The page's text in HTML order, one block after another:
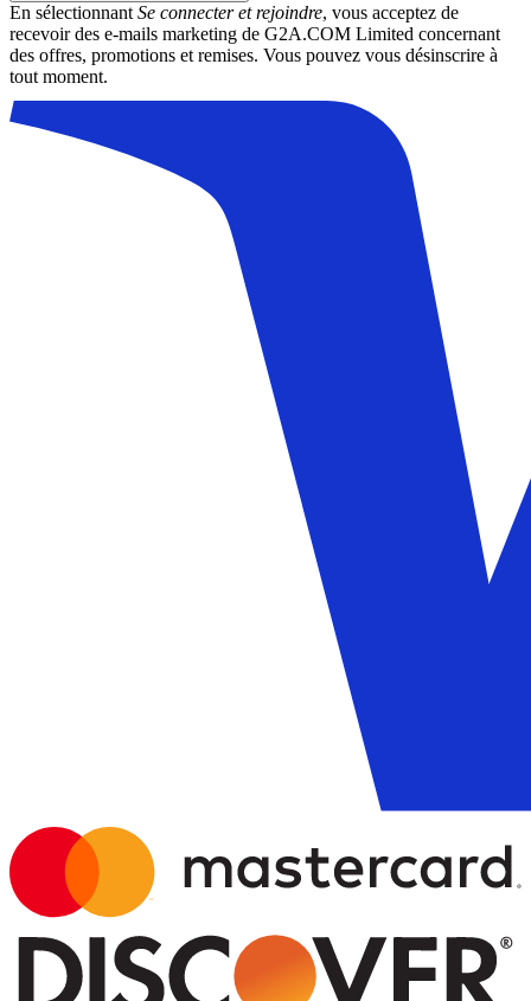
En sélectionnant Se connecter et rejoindre, vous acceptez de
recevoir des e-mails marketing de G2A.COM Limited concernant
des offres, promotions et remises. Vous pouvez vous désinscrire à
tout moment.